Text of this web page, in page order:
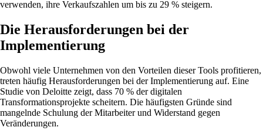
verwenden, ihre Verkaufszahlen um bis zu 29 % steigern.
Die Herausforderungen bei der
Implementierung
Obwohl viele Unternehmen von den Vorteilen dieser Tools profitieren,
treten häufig Herausforderungen bei der Implementierung auf. Eine
Studie von Deloitte zeigt, dass 70 % der digitalen
Transformationsprojekte scheitern. Die häufigsten Gründe sind
mangelnde Schulung der Mitarbeiter und Widerstand gegen
Veränderungen.